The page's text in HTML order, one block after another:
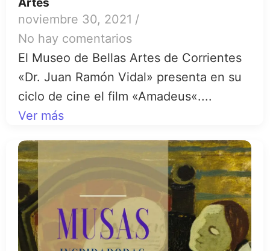
noviembre 30, 2021 /
No hay comentarios
El Museo de Bellas Artes de Corrientes
«Dr. Juan Ramón Vidal» presenta en su
ciclo de cine el film «Amadeus«....
Ver más